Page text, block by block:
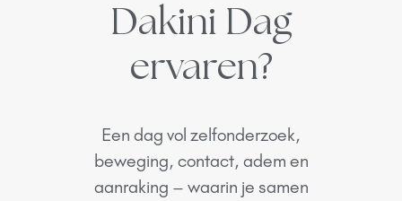
Dakini Dag
ervaren?
Een dag vol zelfonderzoek,
beweging, contact, adem en
aanraking – waarin je samen